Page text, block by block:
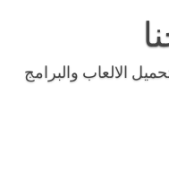
الالعاب والبرامج